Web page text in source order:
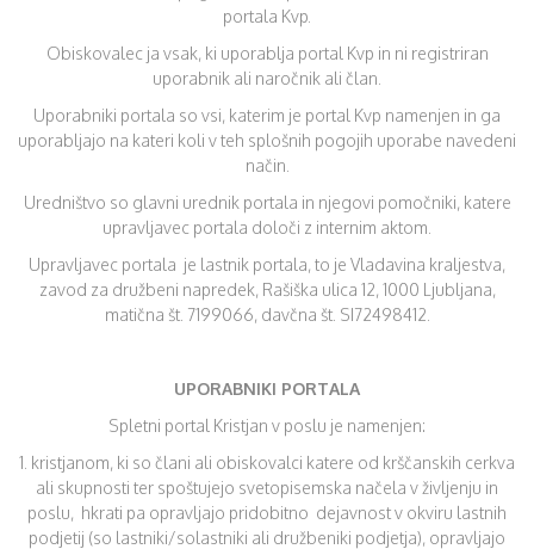
portala Kvp.
Obiskovalec ja vsak, ki uporablja portal Kvp in ni registriran
uporabnik ali naročnik ali član.
Uporabniki portala so vsi, katerim je portal Kvp namenjen in ga
uporabljajo na kateri koli v teh splošnih pogojih uporabe navedeni
način.
Uredništvo so glavni urednik portala in njegovi pomočniki, katere
upravljavec portala določi z internim aktom.
Upravljavec portala je lastnik portala, to je Vladavina kraljestva,
zavod za družbeni napredek, Rašiška ulica 12, 1000 Ljubljana,
matična št. 7199066, davčna št. SI72498412.
UPORABNIKI PORTALA
Spletni portal Kristjan v poslu je namenjen:
1. kristjanom, ki so člani ali obiskovalci katere od krščanskih cerkva
ali skupnosti ter spoštujejo svetopisemska načela v življenju in
poslu, hkrati pa opravljajo pridobitno dejavnost v okviru lastnih
podjetij (so lastniki/solastniki ali družbeniki podjetja), opravljajo